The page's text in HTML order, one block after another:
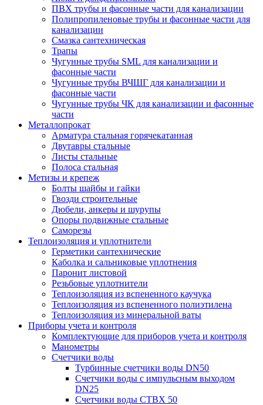
ПВХ трубы и фасонные части для канализации
Полипропиленовые трубы и фасонные части для
канализации
Смазка сантехническая
Трапы
Чугунные трубы SML для канализации и
фасонные части
Чугунные трубы ВЧШГ для канализации и
фасонные части
Чугунные трубы ЧК для канализации и фасонные
части
Металлопрокат
Арматура стальная горячекатанная
Двутавры стальные
Листы стальные
Полоса стальная
Метизы и крепеж
Болты шайбы и гайки
Гвозди строительные
Дюбели, анкеры и шурупы
Опоры подвижные стальные
Саморезы
Теплоизоляция и уплотнители
Герметики сантехнические
Каболка и сальниковые уплотнения
Паронит листовой
Резьбовые уплотнители
Теплоизоляция из вспененного каучука
Теплоизоляция из вспененного полиэтилена
Теплоизоляция из минеральной ваты
Приборы учета и контроля
Комплектующие для приборов учета и контроля
Манометры
Счетчики воды
Турбинные счетчики воды DN50
Счетчики воды с импульсным выходом
DN25
Счетчики воды СТВХ 50